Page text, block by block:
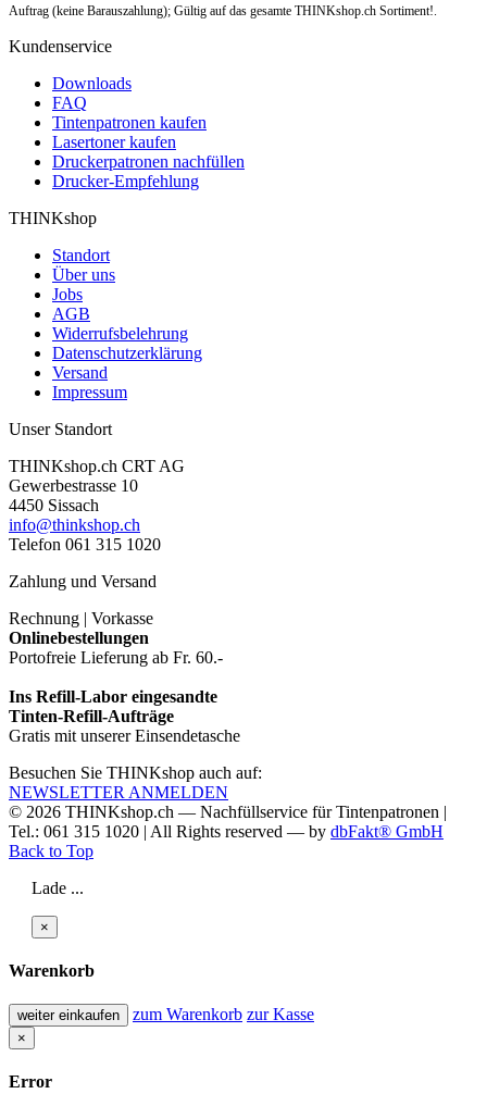
Auftrag (keine Barauszahlung); Gültig auf das gesamte THINKshop.ch Sortiment!.
Kundenservice
Downloads
FAQ
Tintenpatronen kaufen
Lasertoner kaufen
Druckerpatronen nachfüllen
Drucker-Empfehlung
THINKshop
Standort
Über uns
Jobs
AGB
Widerrufsbelehrung
Datenschutzerklärung
Versand
Impressum
Unser Standort
THINKshop.ch CRT AG
Gewerbestrasse 10
4450 Sissach
info@thinkshop.ch
Telefon 061 315 1020
Zahlung und Versand
Rechnung | Vorkasse
Onlinebestellungen
Portofreie Lieferung ab Fr. 60.-
Ins Refill-Labor eingesandte
Tinten-Refill-Aufträge
Gratis mit unserer Einsendetasche
Besuchen Sie THINKshop auch auf:
NEWSLETTER ANMELDEN
© 2026 THINKshop.ch — Nachfüllservice fürTintenpatronen |
Tel.: 061 315 1020 | All Rights reserved — by dbFakt® GmbH
Back to Top
Lade ...
×
Warenkorb
weiter einkaufen zum Warenkorb zur Kasse
×
Error